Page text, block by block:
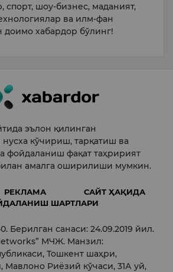
спорт, шоу-бизнес, маданият,
ва илм-фан
доимо хабардор бўлинг!
эълон қилинган
кўчириш, тарқатиш ва
фойдаланиш фақат таҳририят
амалга оширилиши мумкин.
РЕКЛАМА
САЙТ ҲАҚИДА
ШАРТЛАРИ
Берилган санаси: 24.09.2019 йил.
МЧЖ. Манзил:
Тошкент шаҳри,
Мавлоно Риёзий кўчаси, 31А уй,